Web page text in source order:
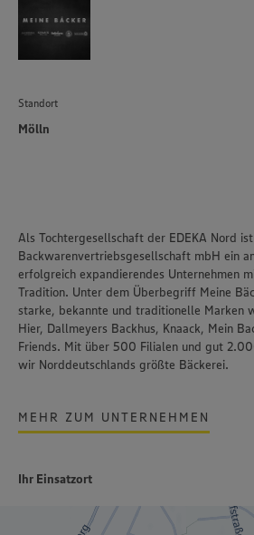
Standort
Mölln
Als Tochtergesellschaft der EDEKA Nord
Backwarenvertriebsgesellschaft mbH ein
erfolgreich expandierendes Unternehmen
Tradition. Unter dem Überbegriff Meine
starke, bekannte und traditionelle Marken
Hier, Dallmeyers Backhus, Knaack, Mein
Friends. Mit über 500 Filialen und gut
wir Norddeutschlands größte Bäckerei.
MEHR ZUM UNTERNEHMEN
Ihr Einsatzort